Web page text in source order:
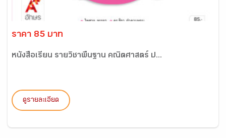
ราคา 85 บาท
หนังสือเรียน รายวิชาพื้นฐาน คณิตศาสตร์ ป...
ดูรายละเอียด